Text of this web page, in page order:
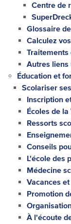
Centre de
Glossaire
Calculez
Traitements
Autres liens
Éducation et
Scolariser
Inscription
Écoles de
Ressorts
Conseils
L'école des
Médecine
Vacances
Promotion
À l'écoute